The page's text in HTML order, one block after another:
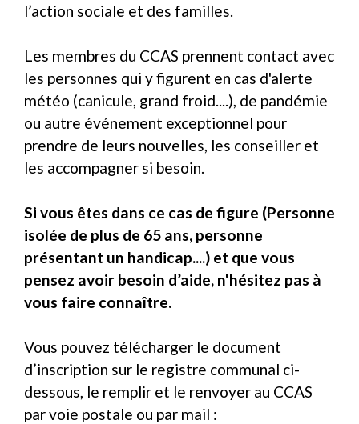
l’action sociale et des familles.
Les membres du CCAS prennent contact avec
les personnes qui y figurent en cas d'alerte
météo (canicule, grand froid....), de pandémie
ou autre événement exceptionnel pour
prendre de leurs nouvelles, les conseiller et
les accompagner si besoin.
Si vous êtes dans ce cas de figure (Personne
isolée de plus de 65 ans, personne
présentant un handicap....) et que vous
pensez avoir besoin d’aide, n'hésitez pas à
vous faire connaître.
Vous pouvez télécharger le document
d’inscription sur le registre communal ci-
dessous, le remplir et le renvoyer au CCAS
par voie postale ou par mail :